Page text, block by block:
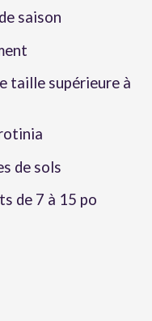
saison
taille supérieure à
de sols
de 7 à 15 po